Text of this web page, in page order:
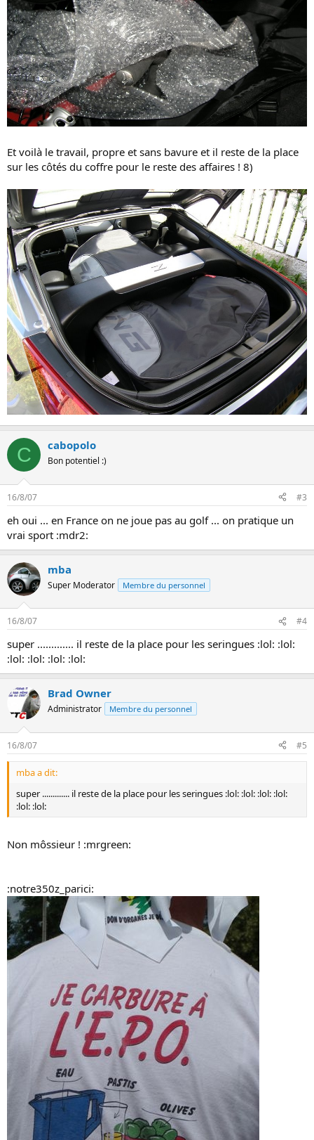
Et voilà le travail, propre et sans bavure et il reste de la place
sur les côtés du coffre pour le reste des affaires ! 8)
C cabopolo
Bon potentiel :)
16/8/07 #3
eh oui ... en France on ne joue pas au golf ... on pratique un
vrai sport :mdr2:
mba
Super Moderator Membre du personnel
16/8/07 #4
super ............. il reste de la place pour les seringues :lol: :lol:
:lol: :lol: :lol: :lol:
Brad Owner
Administrator Membre du personnel
16/8/07 #5
mba a dit:
super ............. il reste de la place pour les seringues :lol: :lol: :lol: :lol:
:lol: :lol:
Non môssieur ! :mrgreen:
:notre350z_parici: